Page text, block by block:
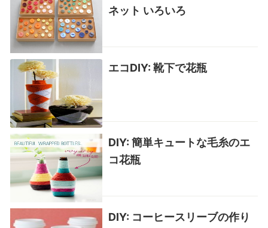
ネット いろいろ
エコDIY: 靴下で花瓶
DIY: 簡単キュートな毛糸のエ
コ花瓶
DIY: コーヒースリーブの作り